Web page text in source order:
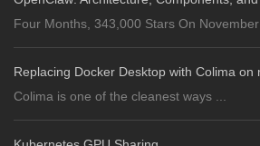
Four Months, 343,000 Stars On November
Replacing Docker Desktop with Colima on
Colima is one of the cleanest ways ...